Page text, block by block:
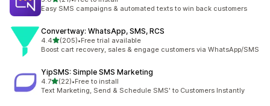
合計レビュー数：21件
Easy SMS campaigns & automated texts to win back customers
Convertway: WhatsApp, SMS, RCS
4.45つ星中
(205)
合計レビュー数：205件
•Free trial available
Boost cart recovery, sales & engage customers via WhatsApp/SMS
YipSMS: Simple SMS Marketing
4.75つ星中
(22)
合計レビュー数：22件
•Free to install
Text Marketing, Send & Schedule SMS' to Customers Instantly